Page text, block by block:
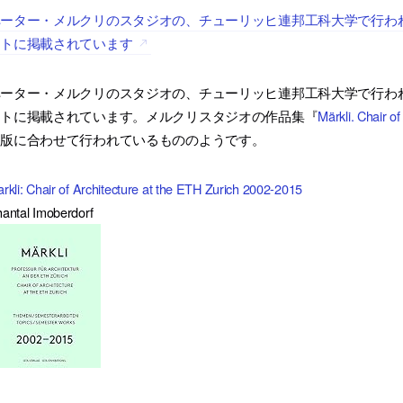
ター・メルクリのスタジオの、チューリッヒ連邦工科大学で行
に掲載されています
ター・メルクリのスタジオの、チューリッヒ連邦工科大学で行
に掲載されています。メルクリスタジオの作品集『Märkli. Chair
に合わせて行われているもののようです。
Chair of Architecture at the ETH Zurich 2002-2015
Imoberdorf